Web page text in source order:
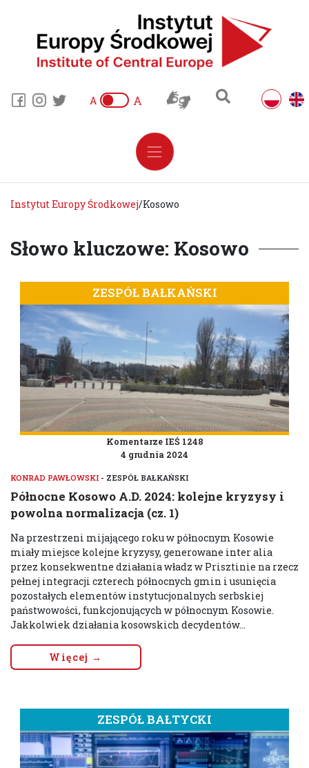
A A
Instytut Europy Środkowej/Kosowo
Słowo kluczowe: Kosowo
ZESPÓŁ BAŁKAŃSKI
Komentarze IEŚ 1248
4 grudnia 2024
KONRAD PAWŁOWSKI - ZESPÓŁ BAŁKAŃSKI
Północne Kosowo A.D. 2024: kolejne kryzysy i
powolna normalizacja (cz. 1)
Na przestrzeni mijającego roku w północnym Kosowie
miały miejsce kolejne kryzysy, generowane inter alia
przez konsekwentne działania władz w Prisztinie na rzecz
pełnej integracji czterech północnych gmin i usunięcia
pozostałych elementów instytucjonalnych serbskiej
państwowości, funkcjonujących w północnym Kosowie.
Jakkolwiek działania kosowskich decydentów...
Więcej →
ZESPÓŁ BAŁTYCKI